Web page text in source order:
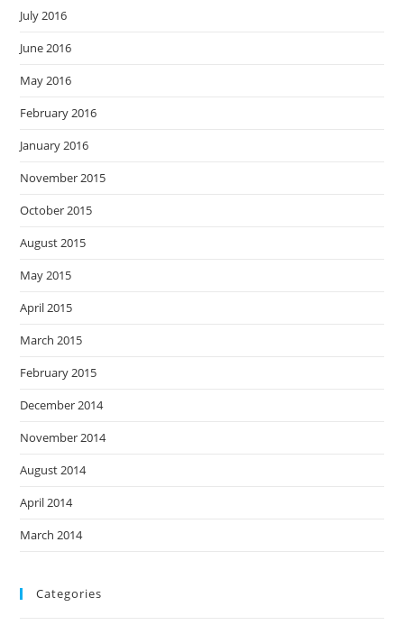
July 2016
June 2016
May 2016
February 2016
January 2016
November 2015
October 2015
August 2015
May 2015
April 2015
March 2015
February 2015
December 2014
November 2014
August 2014
April 2014
March 2014
Categories